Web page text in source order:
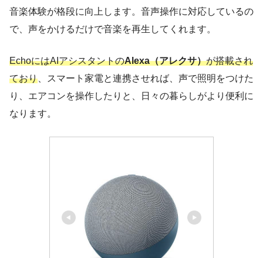
音楽体験が格段に向上します。音声操作に対応しているの
で、声をかけるだけで音楽を再生してくれます。
EchoにはAIアシスタントのAlexa（アレクサ）が搭載され
ており 、スマート家電と連携させれば、声で照明をつけた
り、エアコンを操作したりと、日々の暮らしがより便利に
なります。